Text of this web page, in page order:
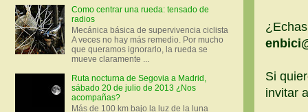
Si
invitar
Como centrar una rueda: tensado de
radios
Mecánica básica de supervivencia ciclista
A veces no hay más remedio. Por mucho
que queramos ignorarlo, la rueda se
mueve claramente ...
Ruta nocturna de Segovia a Madrid,
sábado 20 de julio de 2013 ¿Nos
acompañas?
Más de 100 km bajo la luz de la luna